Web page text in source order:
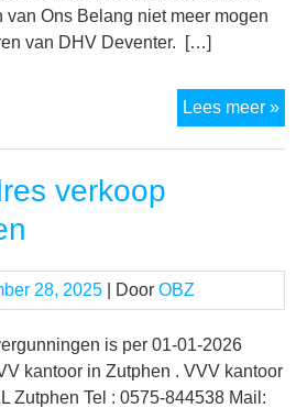
Ons Belang niet meer mogen
van DHV Deventer. […]
Lees meer »
verkoop
28, 2025 | Door OBZ
is per 01-01-2026
kantoor in Zutphen . VVV kantoor
Zutphen Tel : 0575-844538 Mail: